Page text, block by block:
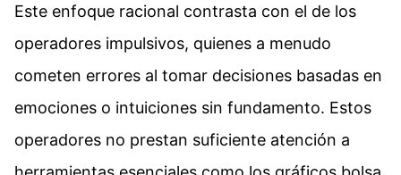
Este enfoque racional contrasta con el de los
operadores impulsivos, quienes a menudo
cometen errores al tomar decisiones basadas en
emociones o intuiciones sin fundamento. Estos
operadores no prestan suficiente atención a